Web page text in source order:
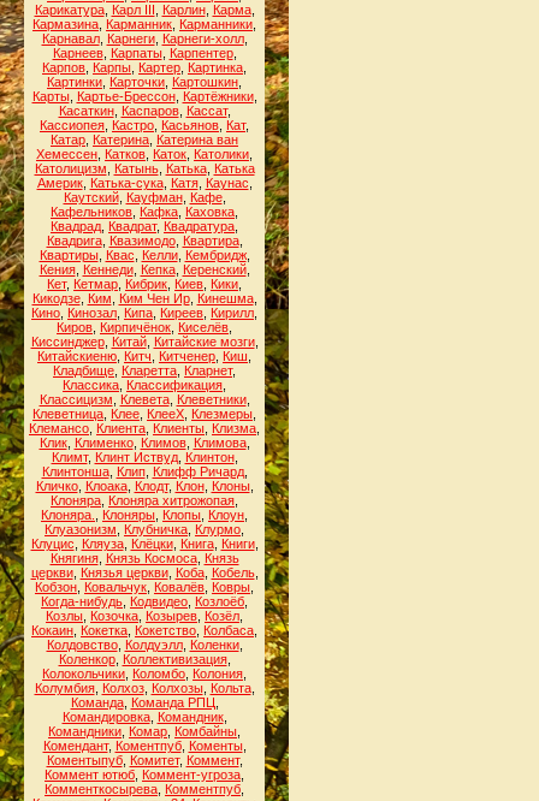
Карикатура, Карл III Карлин, Карма,
Кармазина Карманник Карманники
Карнавал, Карнеги, Карнеги-холл,
Карнеев, Карпаты, Карпентер,
Карпов Карпы Картер Картинка
Картинки Карточки Картошкин
Карты, Картье-Брессон, Картёжники,
Касаткин, Каспаров, Кассат,
Кассиопея Кастро Касьянов Кат,
Катар Катерина Катерина ван
Хемессен Катков Каток Католики
Католицизм
Катынь, Катька, Катька
Америк, Катька-сука, Катя, Каунас
Каутский, Кауфман, Кафе,
Кафельников Кафка Каховка
Квадрад Квадрат, Квадратура
Квадрига, Квазимодо, Квартира,
Квартиры, Квас Келли, Кембридж,
Кения, Кеннеди, Кепка, Керенский,
Кет, Кетмар Кибрик Киев Кики
Кикодзе, Ким Ким Чен Ир, Кинешма,
Кино Кинозал Кипа Киреев Кирилл
Киров Кирпичёнок Киселёв
Киссинджер, Китай, Китайские мозги,
Китайскиеню Китч Китченер Киш
Кладбище Кларетта Кларнет,
Классика Классификация
Классицизм
Клевета, Клеветники,
Клеветница Клее КлееХ Клезмеры
Клемансо Клиента Клиенты Клизма
Клик, Клименко, Климов, Климова,
Климт, Клинт Иствуд, Клинтон,
Клинтонша, Клип, Клифф Ричард,
Кличко, Клоака, Клодт, Клон, Клоны,
Клоняра Клоняра хитрожопая
Клоняра.
Клоняры Клопы Клоун
Клуазонизм
Клубничка Клурмо
Клуцис
Кляуза, Клёцки, Книга, Книги,
Княгиня, Князь Космоса, Князь
церкви, Князья церкви, Коба, Кобель,
Кобзон Ковальчук Ковалёв Ковры
Когда-нибудь Кодвидео Козлоёб
Козлы Козочка Козырев Козёл
Кокаин Кокетка Кокетство Колбаса
Колдовство, Колдуэлл, Коленки,
Коленкор, Коллективизация,
Колокольчики Коломбо Колония
Колумбия, Колхоз, Колхозы, Кольта,
Команда, Команда РПЦ
Командировка, Командник,
Командники Комар Комбайны
Комендант, Коментпуб, Коменты,
Коментыпуб, Комитет, Коммент,
Коммент ютюб Коммент-угроза
Комменткосырева Комментпуб